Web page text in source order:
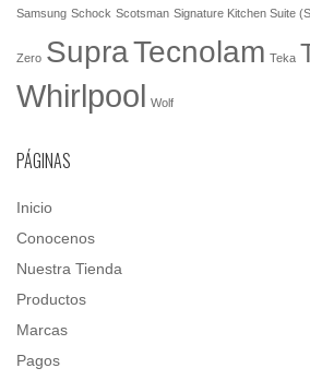
Samsung Schock Scotsman Signature Kitchen Suite
Zero SupraTecnolam Teka
Whirlpool Wolf
PÁGINAS
Inicio
Conocenos
Nuestra Tienda
Productos
Marcas
Pagos